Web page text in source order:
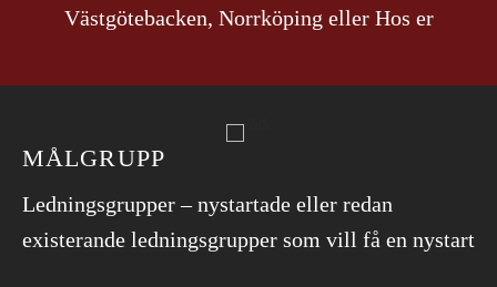
Västgötebacken, Norrköping eller Hos er
MÅLGRUPP
Ledningsgrupper – nystartade eller redan
existerande ledningsgrupper som vill få en nystart